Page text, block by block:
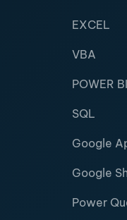
EXCEL
VBA
POWER BI
SQL
Google
Google
Power